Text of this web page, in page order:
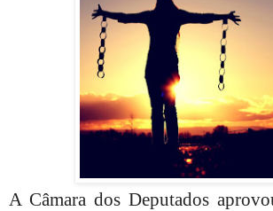
A Câmara dos Deputados